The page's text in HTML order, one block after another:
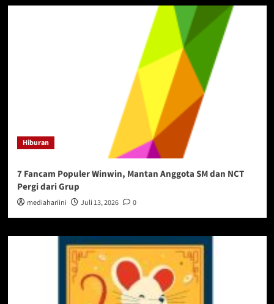
Hiburan
7 Fancam Populer Winwin, Mantan Anggota SM dan NCT
Pergi dari Grup
mediahariini Juli 13, 2026 0